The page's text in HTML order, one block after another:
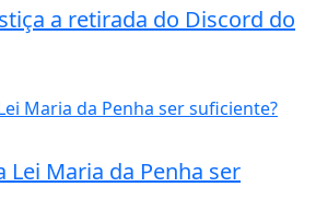
a retirada do Discord do
Lei Maria da Penha ser